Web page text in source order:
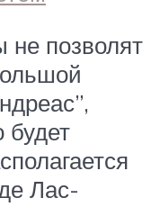
не позволят
будет
Лас-